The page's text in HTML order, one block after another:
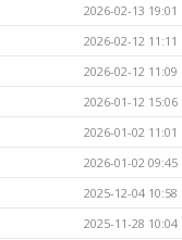
2026-02-13 19:01
2026-02-12 11:11
2026-02-12 11:09
2026-01-12 15:06
2026-01-02 11:01
2026-01-02 09:45
2025-12-04 10:58
2025-11-28 10:04